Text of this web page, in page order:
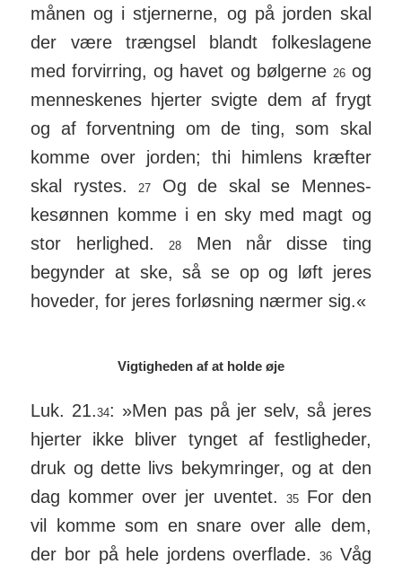
månen og i stjer­nerne, og på jorden skal
der være trængsel blandt folke­slagene
med for­vir­ring, og havet og bøl­gerne 26og
men­nes­kenes hjerter svigte dem af frygt
og af for­vent­ning om de ting, som skal
komme over jorden; thi himlens kræfter
skal rystes.
27
Og de skal se Men­nes­
kesønnen komme i en sky med magt og
stor her­lighed.
28
Men når disse ting
begynder at ske, så se op og løft jeres
hoveder, for jeres for­løsning nærmer sig.«
Vigtigheden af at holde øje
Luk. 21.34: »Men pas på jer selv, så jeres
hjerter ikke bliver tynget af fest­lig­heder,
druk og dette livs bekym­ringer, og at den
dag kommer over jer uventet.
35For den
vil komme som en snare over alle dem,
der bor på hele jor­dens over­flade.
36Våg